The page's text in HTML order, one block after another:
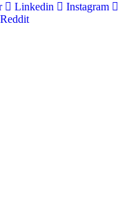
Linkedin
Instagram
Reddit